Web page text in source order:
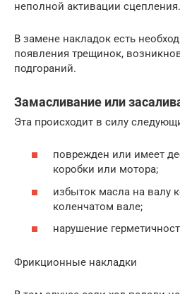
неполной активации сцепления.
В замене накладок есть
появления трещинок,
подгораний.
Замасливание или
Эта происходит в силу
поврежден или имеет
коробки или мотора;
избыток масла на валу
коленчатом вале;
нарушение
Фрикционные накладки